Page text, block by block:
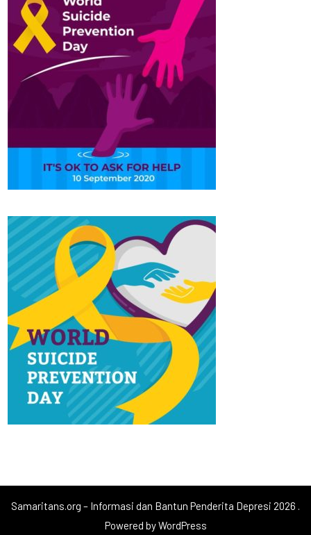
Samaritans.org – Informasi dan Bantun Penderita Depresi 2026 .
Powered by WordPress